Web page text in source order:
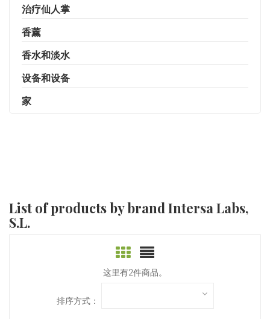
治疗仙人掌
香薰
香水和淡水
设备和设备
家
List of products by brand Intersa Labs,
S.L.
这里有2件商品。
排序方式：